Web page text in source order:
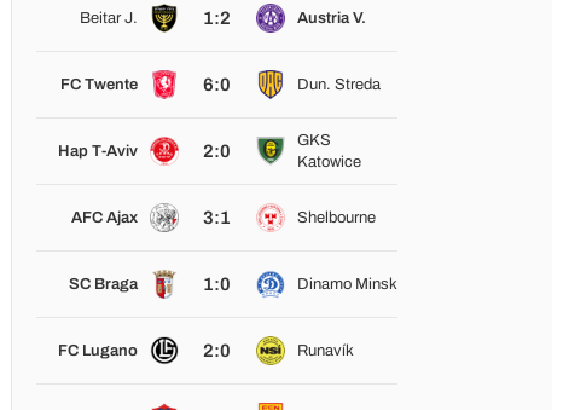
Beitar J. 1:2 Austria V.
FC Twente 6:0 Dun. Streda
Hap T-Aviv 2:0
GKS
Katowice
AFC Ajax 3:1 Shelbourne
SC Braga 1:0 Dinamo Minsk
FC Lugano 2:0 Runavík